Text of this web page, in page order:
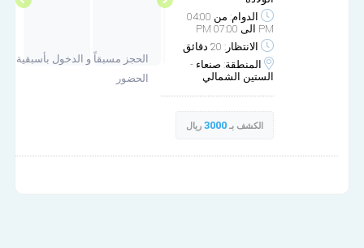
الدوام: من 04:00
PM الى 07:00 PM
الانتظار: 20 دقائق
المنطقة: صنعاء -
الستين الشمالي
الكشف بـ3000 ريال
الحجز مسبقاً و الدخول بأسبقية
الحضور